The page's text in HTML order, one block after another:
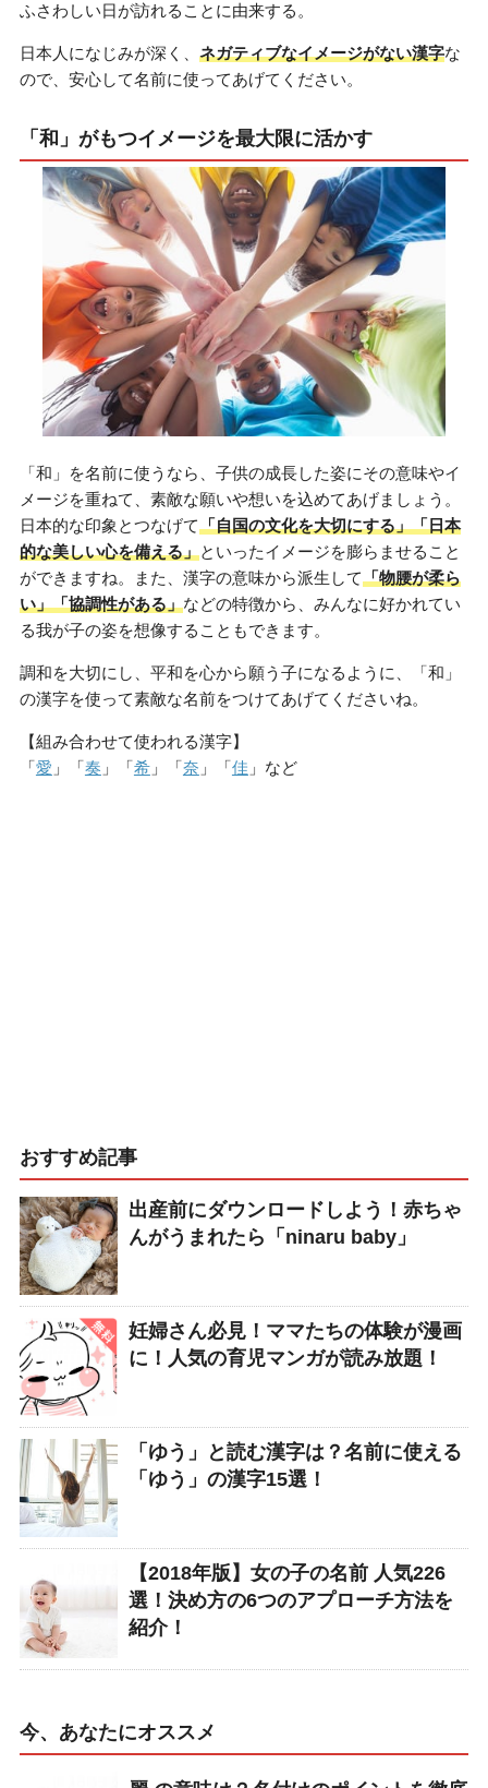
ふさわしい日が訪れることに由来する。
日本人になじみが深く、 ネガティブなイメージがない漢字な
ので、安心して名前に使ってあげてください。
「和」がもつイメージを最大限に活かす
「和」を名前に使うなら、子供の成長した姿にその意味やイ
メージを重ねて、素敵な願いや想いを込めてあげましょう。
日本的な印象とつなげて「自国の文化を大切にする」「日本
的な美しい心を備える」といったイメージを膨らませること
ができますね。また、漢字の意味から派生して「物腰が柔ら
い」「協調性がある」などの特徴から、みんなに好かれてい
る我が子の姿を想像することもできます。
調和を大切にし、平和を心から願う子になるように、「和」
の漢字を使って素敵な名前をつけてあげてくださいね。
【組み合わせて使われる漢字】
「愛 」「奏 」「希」「奈 」「佳 」など
おすすめ記事
出産前にダウンロードしよう！赤ちゃ
んがうまれたら「ninaru baby」
妊婦さん必見！ママたちの体験が漫画
に！人気の育児マンガが読み放題！
「ゆう」と読む漢字は？名前に使える
「ゆう」の漢字15選！
【2018年版】女の子の名前 人気226
選！決め方の6つのアプローチ方法を
紹介！
今、あなたにオススメ